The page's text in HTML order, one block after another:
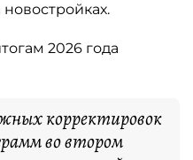
2026 года
корректировок
во втором